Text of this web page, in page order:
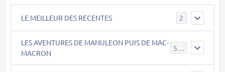
LE MEILLEUR DES RECENTES 2
LES AVENTURES DE MANULEON PUIS DE MAC-
MACRON
543